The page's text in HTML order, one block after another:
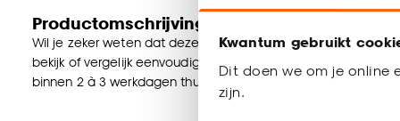
Kwantum gebruikt
Dit doen we om je online
zijn.
Productomschrijving
Wil je zeker weten dat deze vloer bij de rest van jouw
bekijk of vergelijk eenvoudig welke vloer jouw favoriet is. Zo
binnen 2 à 3 werkdagen thuisbezorgd en passen door de